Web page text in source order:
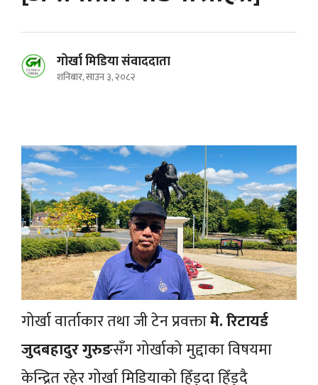
गोर्खा मिडिया संवाददाता
शनिबार, साउन ३, २०८२
गोर्खा वार्ताकार तथा जी टेन प्रवक्तामे. रिटायर्ड
जुदबहादुर गुरुङसँग गोर्खाको मुद्दाका विषयमा
केन्द्रित रहेर गोर्खा मिडियाको हिँड्दा हिँड्दै